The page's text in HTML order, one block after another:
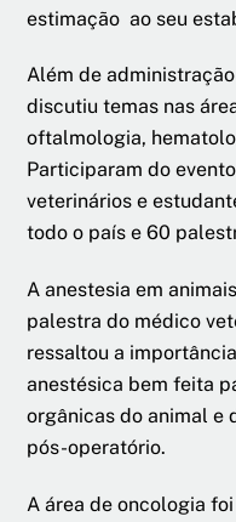
estimação ao seu
Além de
discutiu temas nas
oftalmologia,
Participaram do
veterinários e
todo o país e 60
A anestesia em
palestra do médico
ressaltou a
anestésica bem feita
orgânicas do animal e
pós-operatório.
A área de oncologia